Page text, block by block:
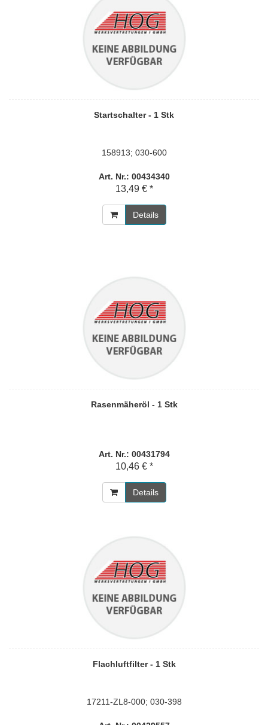
Startschalter - 1 Stk
158913; 030-600
Art. Nr.: 00434340
13,49 € *
Details
Rasenmäheröl - 1 Stk
Art. Nr.: 00431794
10,46 € *
Details
Flachluftfilter - 1 Stk
17211-ZL8-000; 030-398